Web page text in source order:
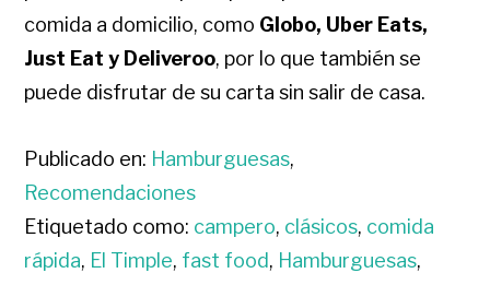
comida a domicilio, como Globo, Uber Eats,
Just Eat y Deliveroo, por lo que también se
puede disfrutar de su carta sin salir de casa.
Publicado en: Hamburguesas,
Recomendaciones
Etiquetado como: campero, clásicos, comida
rápida, El Timple, fast food, Hamburguesas,